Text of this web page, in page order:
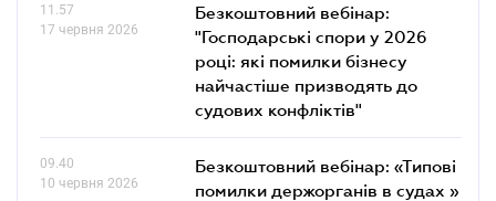
11.57
17 червня 2026
Безкоштовний вебінар:
"Господарські спори у 2026
році: які помилки бізнесу
найчастіше призводять до
судових конфліктів"
09.40
10 червня 2026
Безкоштовний вебінар: «Типові
помилки держорганів в судах »